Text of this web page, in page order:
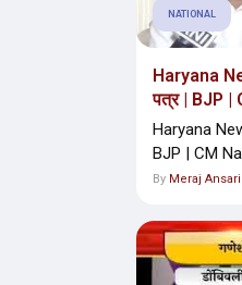
NATIONAL
Haryana
पत्र | BJP |
Haryana
BJP | CM
By Meraj Ansari